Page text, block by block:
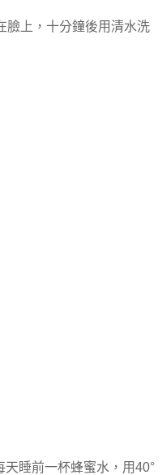
臉上，十分鐘後用清水洗
睡前一杯蜂蜜水，用40°